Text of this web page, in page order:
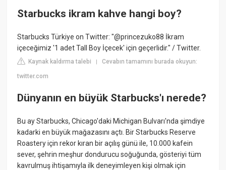
Starbucks ikram kahve hangi boy?
Starbucks Türkiye on Twitter: "@princezuko88 İkram
içeceğimiz '1 adet Tall Boy İçecek' için geçerlidir." / Twitter.
Kaynak kaldırma talebi |Cevabın tamamını burada okuyun:
twitter.com
Dünyanın en büyük Starbucks'ı nerede?
Bu ay Starbucks, Chicago'daki Michigan Bulvarı'nda şimdiye
kadarki en büyük mağazasını açtı. Bir Starbucks Reserve
Roastery için rekor kıran bir açılış günü ile, 10.000 kafein
sever, şehrin meşhur dondurucu soğuğunda, gösteriyi tüm
kavrulmuş ihtişamıyla ilk deneyimleyen kişi olmak için